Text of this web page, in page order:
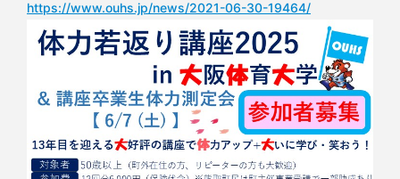
https://www.ouhs.jp/news/2021-06-30-19464/